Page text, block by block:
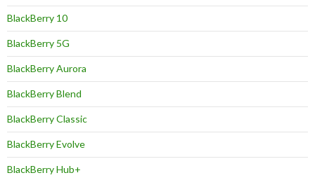
BlackBerry 10
BlackBerry 5G
BlackBerry Aurora
BlackBerry Blend
BlackBerry Classic
BlackBerry Evolve
BlackBerry Hub+